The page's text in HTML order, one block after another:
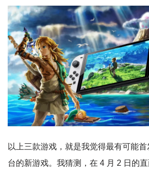
以上三款游戏，就是我觉得最有可能
台的新游戏。我猜测，在 4 月 2 日的